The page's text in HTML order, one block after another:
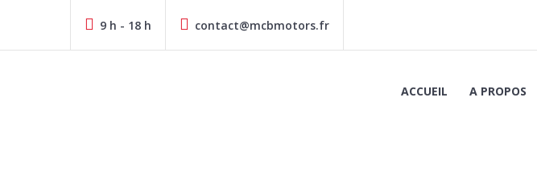
9 h - 18 h contact@mcbmotors.fr
ACCUEIL A PROPOS